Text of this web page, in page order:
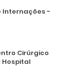
Internações -
Cirúrgico
Hospital